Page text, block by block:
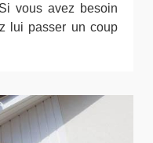
vous avez besoin
lui passer un coup